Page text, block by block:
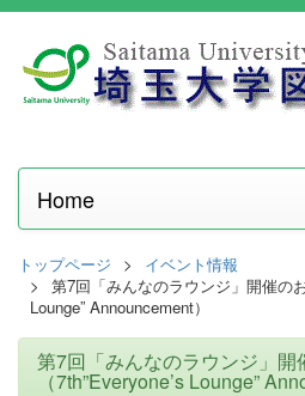
Home
トップページ
イベント情報
第7回「みんなのラウンジ」開催の
Lounge” Announcement）
第7回「みんなのラウンジ」開
（7th”Everyone’s Lounge”